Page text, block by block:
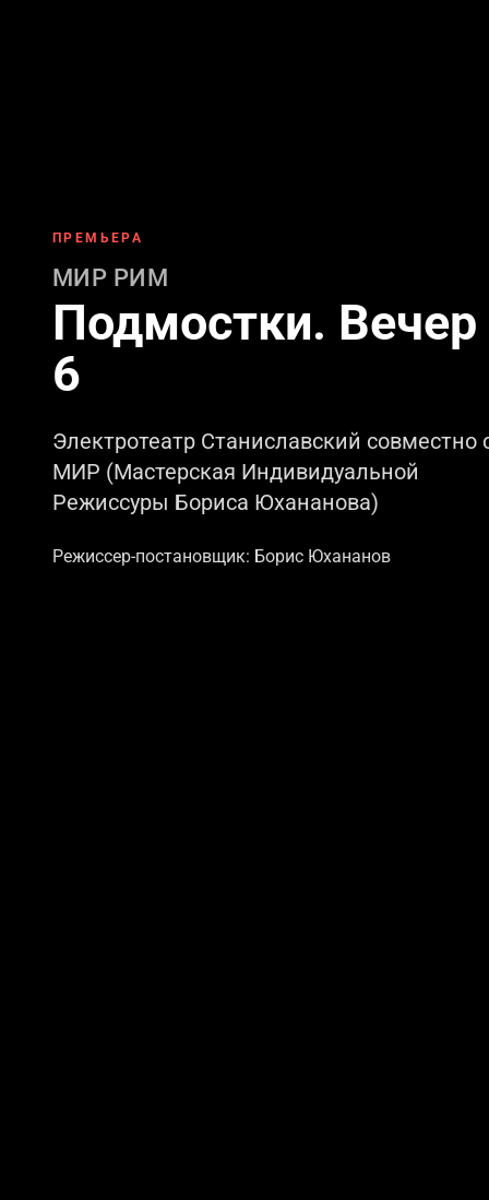
ПРЕМЬЕРА
МИР РИМ
Подмостки. Вечер
6
Электротеатр Станиславский совместно
МИР (Мастерская Индивидуальной
Режиссуры Бориса Юхананова)
Режиссер-постановщик: Борис Юхананов